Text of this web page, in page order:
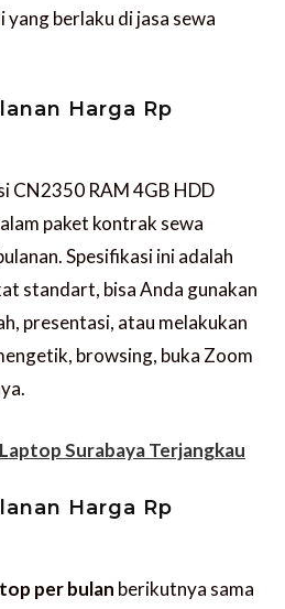
yang berlaku di jasa sewa
Harga Rp
CN2350 RAM 4GB HDD
paket kontrak sewa
Spesifikasi ini adalah
standart, bisa Anda gunakan
presentasi, atau melakukan
browsing, buka Zoom
Surabaya Terjangkau
Harga Rp
per bulan berikutnya sama